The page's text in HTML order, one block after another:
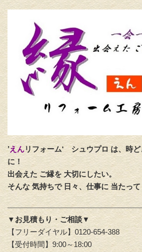
’えんリフォーム‘シュウプロ は、時
に！
出会えた ご縁を 大切にしたい。
そんな 気持ちで 日々、仕事に 当たって
▼お見積もり・ご相談▼
【フリーダイヤル】0120-654-388
【受付時間】9:00～18:00